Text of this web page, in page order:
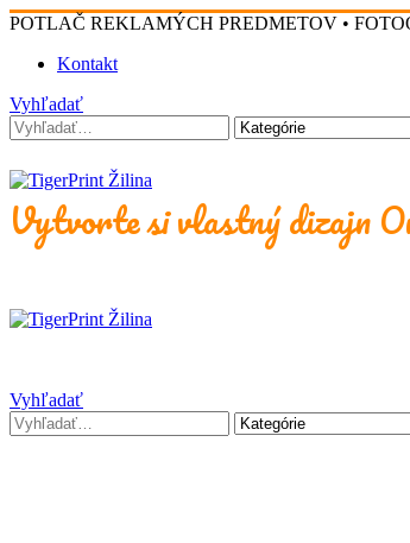
POTLAČ REKLAMÝCH PREDMETOV •
Kontakt
Vyhľadať
Vytvorte si vlastný dizajn
Vyhľadať